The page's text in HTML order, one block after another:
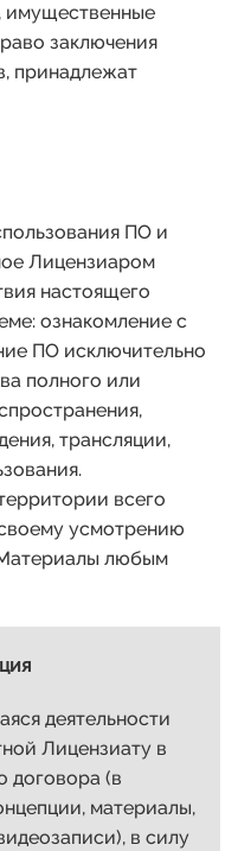
имущественные
заключения
принадлежат
ПО и
Лицензиаром
настоящего
ознакомление с
ПО исключительно
полного или
трансляции,
всего
усмотрению
любым
деятельности
Лицензиату в
договора (в
материалы,
в силу